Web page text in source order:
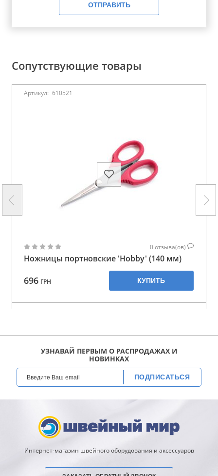
ОТПРАВИТЬ
Сопутствующие товары
Артикул: 610521
0отзыва(ов)
Ножницы портновские 'Hobby' (140 мм)
696 ГРН КУПИТЬ
УЗНАВАЙ ПЕРВЫМ О РАСПРОДАЖАХ И
НОВИНКАХ
ПОДПИСАТЬСЯ
Интернет-магазин швейного оборудования и аксессуаров